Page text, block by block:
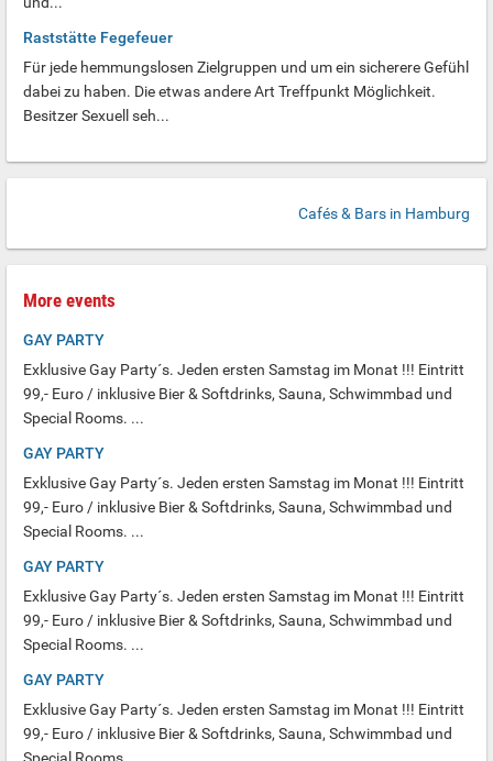
Raststätte Fegefeuer
Für jede hemmungslosen Zielgruppen und um ein sicherere Gefühl
dabei zu haben. Die etwas andere Art Treffpunkt Möglichkeit.
Besitzer Sexuell seh...
Cafés & Bars in Hamburg
More events
GAY PARTY
Exklusive Gay Party´s. Jeden ersten Samstag im Monat !!! Eintritt
99,- Euro / inklusive Bier & Softdrinks, Sauna, Schwimmbad und
Special Rooms. ...
GAY PARTY
Exklusive Gay Party´s. Jeden ersten Samstag im Monat !!! Eintritt
99,- Euro / inklusive Bier & Softdrinks, Sauna, Schwimmbad und
Special Rooms. ...
GAY PARTY
Exklusive Gay Party´s. Jeden ersten Samstag im Monat !!! Eintritt
99,- Euro / inklusive Bier & Softdrinks, Sauna, Schwimmbad und
Special Rooms. ...
GAY PARTY
Exklusive Gay Party´s. Jeden ersten Samstag im Monat !!! Eintritt
99,- Euro / inklusive Bier & Softdrinks, Sauna, Schwimmbad und